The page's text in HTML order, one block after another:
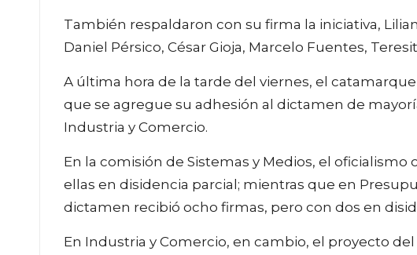
También respaldaron con su firma la iniciativa,
Daniel Pérsico, César Gioja, Marcelo Fuentes,
A última hora de la tarde del viernes, el
que se agregue su adhesión al dictamen de
Industria y Comercio.
En la comisión de Sistemas y Medios, el
ellas en disidencia parcial; mientras que en
dictamen recibió ocho firmas, pero con dos en
En Industria y Comercio, en cambio, el proyecto